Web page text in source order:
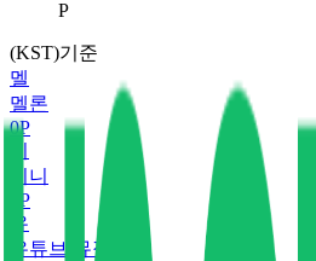
P
(KST)기준
멜
멜론
0P
지니
P
유
유튜브 뮤직